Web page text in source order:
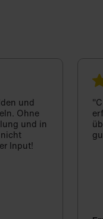
und
Ohne
und in
Input!